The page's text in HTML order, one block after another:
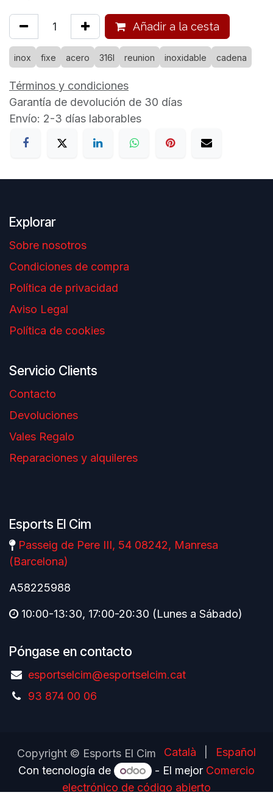
Añadir a la cesta
inox fixe acero 316l reunion inoxidable cadena
Términos y condiciones
Garantía de devolución de 30 días
Envío: 2-3 días laborables
Explorar
Sobre nosotros
Condiciones de compra
Política de privacidad
Aviso Legal
Política de cookies
Servicio Clients
Contacto
Devoluciones
Vales Regalo
Reparaciones y alquileres
Esports El Cim
Passeig de Pere III, 54 08242, Manresa
(Barcelona)
A58225988
10:00-13:30, 17:00-20:30 (Lunes a Sábado)
Póngase en contacto
esportselcim@esportselcim.cat
93 874 00 06
Copyright © Esports El Cim Català
Español
Con tecnología de
- El mejor Comercio
electrónico de código abierto